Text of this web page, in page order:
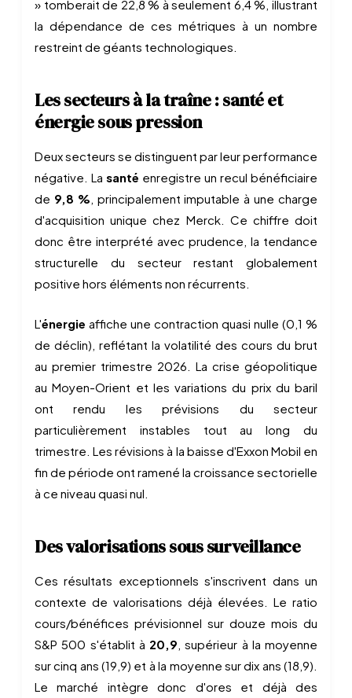
» tomberait de 22,8 % à seulement 6,4 %, illustrant
la dépendance de ces métriques à un nombre
restreint de géants technologiques.
Les secteurs à la traîne : santé et
énergie sous pression
Deux secteurs se distinguent par leur performance
négative. La santé enregistre un recul bénéficiaire
de 9,8 %, principalement imputable à une charge
d'acquisition unique chez Merck. Ce chiffre doit
donc être interprété avec prudence, la tendance
structurelle du secteur restant globalement
positive hors éléments non récurrents.
L'énergie affiche une contraction quasi nulle (0,1 %
de déclin), reflétant la volatilité des cours du brut
au premier trimestre 2026. La crise géopolitique
au Moyen-Orient et les variations du prix du baril
ont rendu les prévisions du secteur
particulièrement instables tout au long du
trimestre. Les révisions à la baisse d'Exxon Mobil en
fin de période ont ramené la croissance sectorielle
à ce niveau quasi nul.
Des valorisations sous surveillance
Ces résultats exceptionnels s'inscrivent dans un
contexte de valorisations déjà élevées. Le ratio
cours/bénéfices prévisionnel sur douze mois du
S&P 500 s'établit à 20,9, supérieur à la moyenne
sur cinq ans (19,9) et à la moyenne sur dix ans (18,9).
Le marché intègre donc d'ores et déjà des